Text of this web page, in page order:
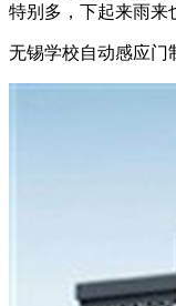
特别多，下起来雨来
无锡学校自动感应门